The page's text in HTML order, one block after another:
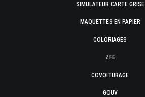
SIMULATEUR CARTE GRISE
MAQUETTES EN PAPIER
COLORIAGES
ZFE
COVOITURAGE
GOUV